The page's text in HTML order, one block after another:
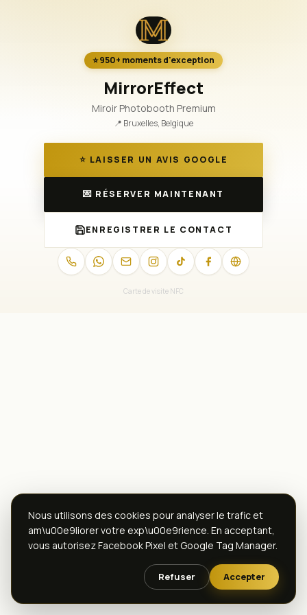
⭐️ 950+ moments d'exception
MirrorEffect
Miroir Photobooth Premium
📍 Bruxelles, Belgique
⭐ LAISSER UN AVIS GOOGLE
💌 RÉSERVER MAINTENANT
ENREGISTRER LE CONTACT
Carte de visite NFC
Nous utilisons des cookies pour analyser le trafic et
am\u00e9liorer votre exp\u00e9rience. En acceptant,
vous autorisez Facebook Pixel et Google Tag Manager.
Refuser Accepter